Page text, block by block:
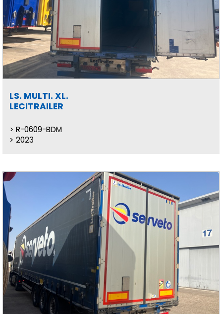
LS. MULTI. XL.
LECITRAILER
R-0609-BDM
2023